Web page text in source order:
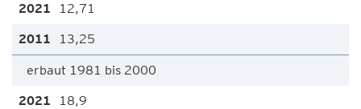
12,71
13,25
erbaut 1981 bis 2000
18,9